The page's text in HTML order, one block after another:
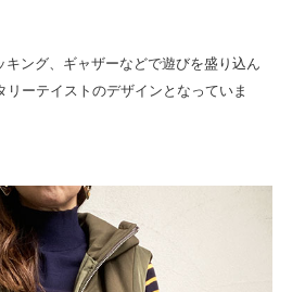
ング、ギャザーなどで遊びを盛り込ん
リーテイストのデザインとなっていま